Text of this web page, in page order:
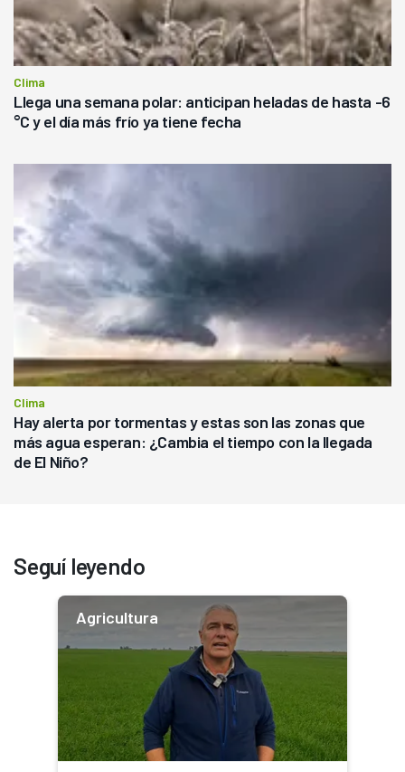
Clima
Llega una semana polar: anticipan heladas de hasta -6
°C y el día más frío ya tiene fecha
Clima
Hay alerta por tormentas y estas son las zonas que
más agua esperan: ¿Cambia el tiempo con la llegada
de El Niño?
Seguí leyendo
Agricultura